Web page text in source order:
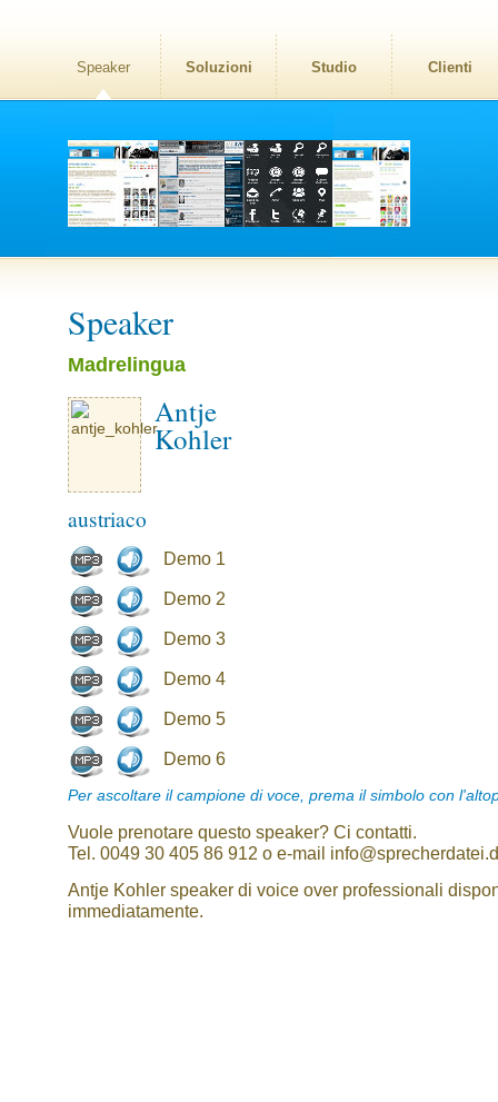
Speaker Soluzioni Studio Clienti
Speaker
Madrelingua
Antje
Kohler
austriaco
Demo 1
Demo 2
Demo 3
Demo 4
Demo 5
Demo 6
Per ascoltare il campione di voce, prema il simbolo con
Vuole prenotare questo speaker? Ci contatti.
Tel. 0049 30 405 86 912 o e-mail
Antje Kohler speaker di voice over professionali
immediatamente.